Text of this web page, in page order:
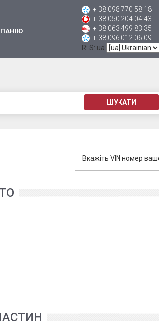
+ 38 098 770 58 18
+ 38 050 204 04 43
+ 38 063 499 83 35
+ 38 096 012 06 09
R: S: ua
ШУКАТИ
Вкажіть VIN номер